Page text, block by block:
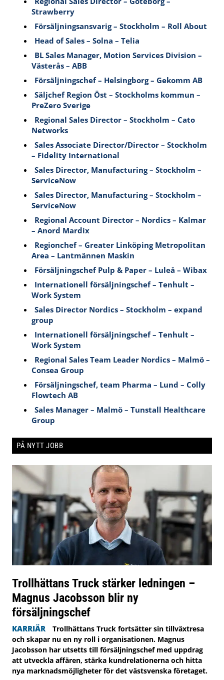
Strawberry
Försäljningsansvarig – Stockholm – Roll About
Head of Sales – Solna – Telia
BL Sales Manager, Motion Services Division –
Västerås – ABB
Försäljningschef – Helsingborg – Gekomm AB
Säljchef Region Öst – Stockholms kommun –
PreZero Sverige
Regional Sales Director – Stockholm – Cato
Networks
Sales Associate Director/Director – Stockholm
– Fidelity International
Sales Director, Manufacturing – Stockholm –
ServiceNow
Sales Director, Manufacturing – Stockholm –
ServiceNow
Regional Account Director – Nordics – Kalmar
– Anord Mardix
Regionchef – Greater Linköping Metropolitan
Area – Lantmännen Maskin
Försäljningschef Pulp & Paper – Luleå – Wibax
Internationell försäljningschef – Tenhult –
Work System
Sales Director Nordics – Stockholm – expand
group
Internationell försäljningschef – Tenhult –
Work System
Regional Sales Team Leader Nordics – Malmö –
Consea Group
Försäljningschef, team Pharma – Lund – Colly
Flowtech AB
Sales Manager – Malmö – Tunstall Healthcare
Group
PÅ NYTT JOBB
Trollhättans Truck stärker ledningen –
Magnus Jacobsson blir ny
försäljningschef
KARRIÄR
Trollhättans Truck fortsätter sin tillväxtresa
och skapar nu en ny roll i organisationen. Magnus
Jacobsson har utsetts till försäljningschef med uppdrag
att utveckla affären, stärka kundrelationerna och hitta
nya marknadsmöjligheter för det västsvenska företaget.